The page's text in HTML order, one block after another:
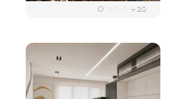
+ 20